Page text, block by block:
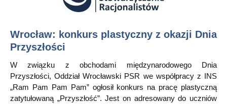
Wrocław: konkurs plastyczny z okazji Dnia
Przyszłości
W związku z obchodami międzynarodowego Dnia
Przyszłości, Oddział Wrocławski PSR we współpracy z INS
„Ram Pam Pam Pam” ogłosił konkurs na pracę plastyczną
zatytułowaną „Przyszłość”. Jest on adresowany do uczniów